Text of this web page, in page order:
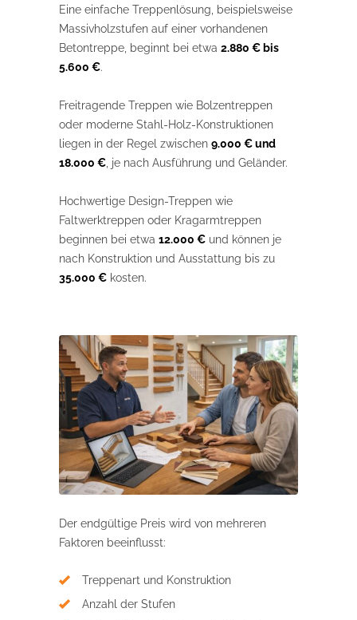
Eine einfache Treppenlösung, beispielsweise
Massivholzstufen auf einer vorhandenen
Betontreppe, beginnt bei etwa 2.880 € bis
5.600 €.
Freitragende Treppen wie Bolzentreppen
oder moderne Stahl-Holz-Konstruktionen
liegen in der Regel zwischen 9.000 € und
18.000 € , je nach Ausführung und Geländer.
Hochwertige Design-Treppen wie
Faltwerktreppen oder Kragarmtreppen
beginnen bei etwa 12.000 € und können je
nach Konstruktion und Ausstattung bis zu
35.000 € kosten.
Der endgültige Preis wird von mehreren
Faktoren beeinflusst:
Treppenart und Konstruktion
Anzahl der Stufen